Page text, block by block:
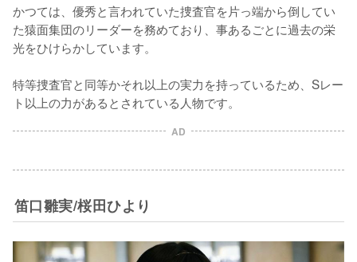
かつては、優秀と言われていた捜査官を片っ端から倒してい
た猿面集団のリーダーを務めており、事あるごとに過去の栄
光をひけらかしています。
特等捜査官と同等かそれ以上の実力を持っているため、Sレー
ト以上の力があるとされている人物です。
AD
笛口雛実/桜田ひより